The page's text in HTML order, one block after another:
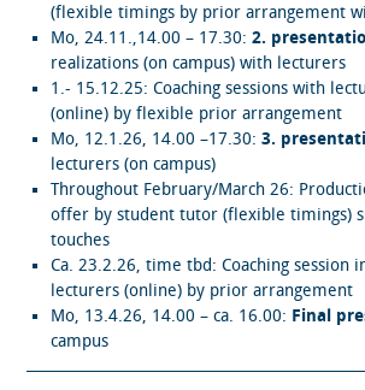
(flexible timings by prior arrangement
Mo, 24.11.,14.00 – 17.30:2.
realizations (on campus) with lecturers
1.- 15.12.25: Coaching sessions with
(online) by flexible prior arrangement
Mo, 12.1.26, 14.00 –17.30:3.
lecturers (on campus)
Throughout February/March 26:
offer by student tutor (flexible timings)
touches
Ca. 23.2.26, time tbd: Coaching session
lecturers (online) by prior arrangement
Mo, 13.4.26, 14.00 – ca. 16.00: Final
campus